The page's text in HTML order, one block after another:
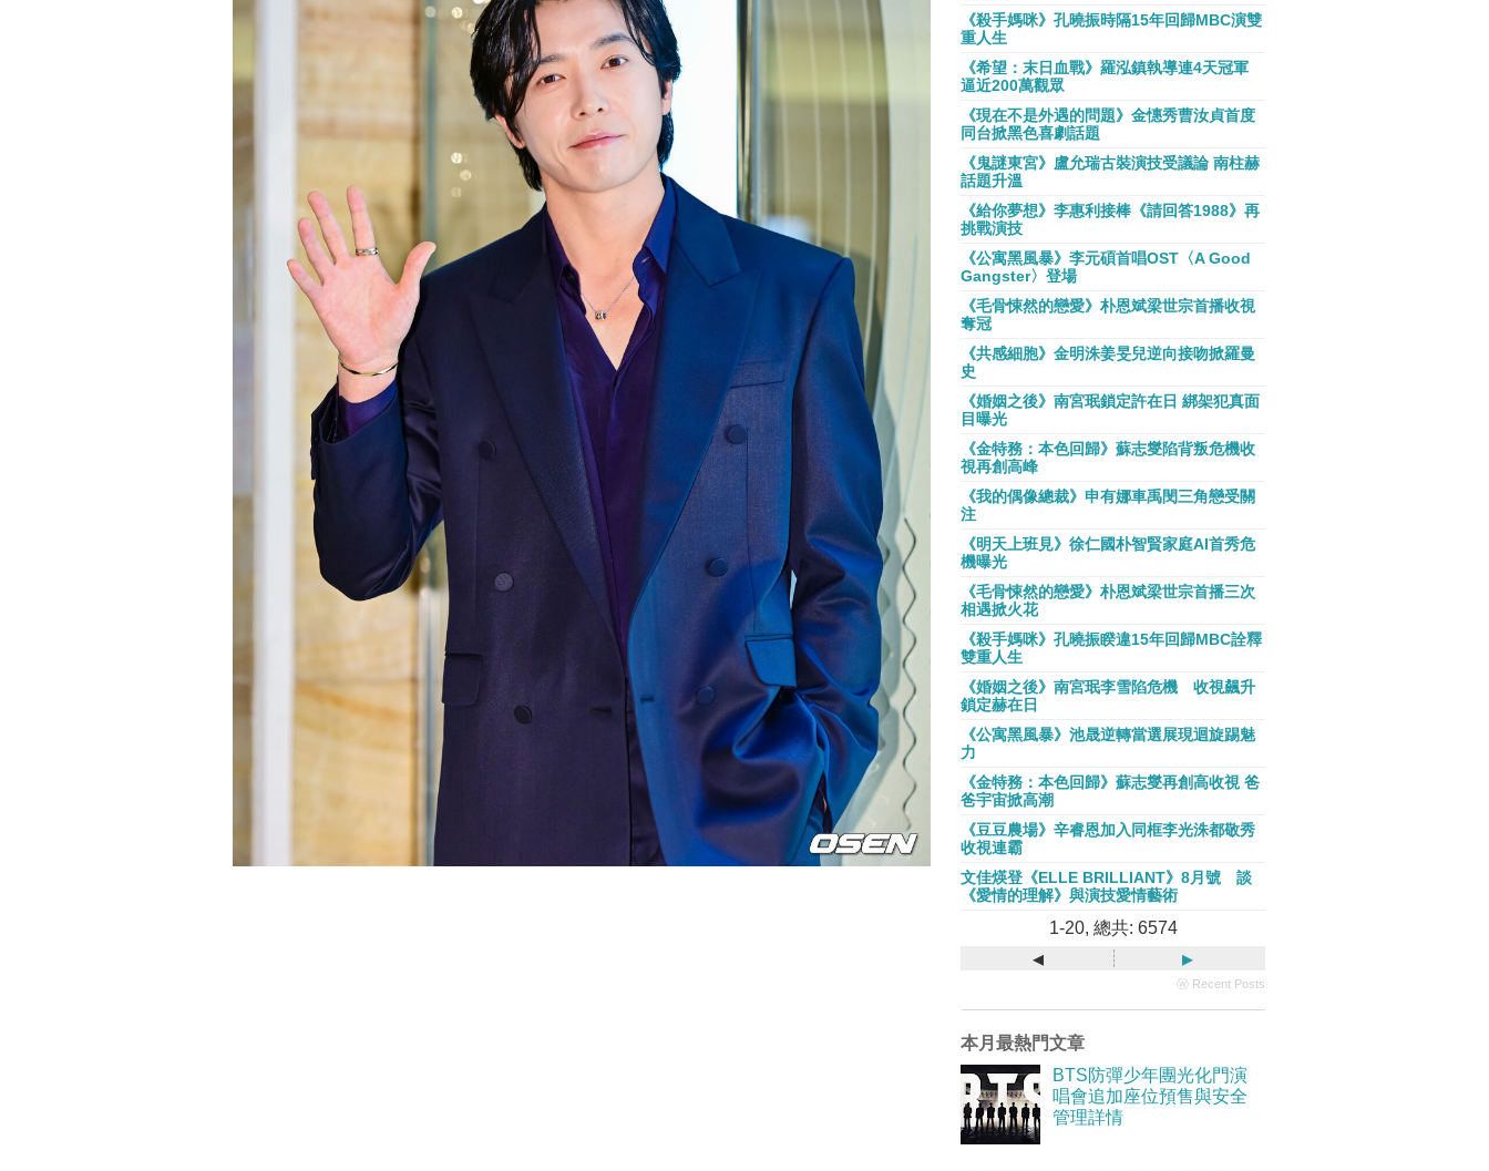
《殺手媽咪》孔曉振時隔15年回歸MBC演雙
重人生
《希望：末日血戰》羅泓鎮執導連4天冠軍
逼近200萬觀眾
《現在不是外遇的問題》金憓秀曹汝貞首度
同台掀黑色喜劇話題
《鬼謎東宮》盧允瑞古裝演技受議論 南柱赫
話題升溫
《給你夢想》李惠利接棒《請回答1988》再
挑戰演技
《公寓黑風暴》李元碩首唱OST〈A Good
Gangster〉登場
《毛骨悚然的戀愛》朴恩斌梁世宗首播收視
奪冠
《共感細胞》金明洙姜旻兒逆向接吻掀羅曼
史
《婚姻之後》南宮珉鎖定許在日 綁架犯真面
目曝光
《金特務：本色回歸》蘇志燮陷背叛危機收
視再創高峰
《我的偶像總裁》申有娜車禹閔三角戀受關
注
《明天上班見》徐仁國朴智賢家庭AI首秀危
機曝光
《毛骨悚然的戀愛》朴恩斌梁世宗首播三次
相遇掀火花
《殺手媽咪》孔曉振睽違15年回歸MBC詮釋
雙重人生
《婚姻之後》南宮珉李雪陷危機 收視飆升
鎖定赫在日
《公寓黑風暴》池晟逆轉當選展現迴旋踢魅
力
《金特務：本色回歸》蘇志燮再創高收視 爸
爸宇宙掀高潮
《豆豆農場》辛睿恩加入同框李光洙都敬秀
收視連霸
文佳煐登《ELLE BRILLIANT》8月號 談
《愛情的理解》與演技愛情藝術
1-20, 總共: 6574
◂ ▸
ⓦ Recent Posts
本月最熱門文章
BTS防彈少年團光化門演
唱會追加座位預售與安全
管理詳情